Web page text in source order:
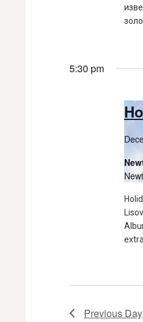
5:30 pm
Previous Day